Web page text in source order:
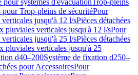
systèmes d'évacuationTrop-pleins
pour Trop-pleins de sécuritéPour
jusqu'à 12 l/sPièces détachées
pluviales verticales jusqu'à 12 l/sPour
jusqu'à 25 l/sPièces détachées
pluviales verticales jusqu'à 25
d40–200Système de fixation d250–
pour AccessoiresPour